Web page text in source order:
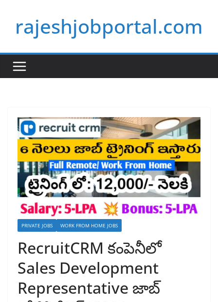
contentrajeshjobportal.com
PRIVATE JOBS WORK FROM HOME JOBS
RecruitCRM కంపెనీలో
Sales Development
Representative జాబ్